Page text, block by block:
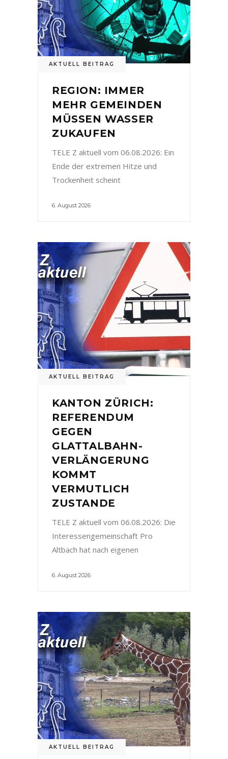
AKTUELL BEITRAG
REGION: IMMER
MEHR GEMEINDEN
MÜSSEN WASSER
ZUKAUFEN
TELE Z aktuell vom 06.08.2026: Ein
Ende der extremen Hitze und
Trockenheit scheint
6. August 2026
AKTUELL BEITRAG
KANTON ZÜRICH:
REFERENDUM
GEGEN
GLATTALBAHN-
VERLÄNGERUNG
KOMMT
VERMUTLICH
ZUSTANDE
TELE Z aktuell vom 06.08.2026: Die
Interessengemeinschaft Pro
Altbach hat nach eigenen
6. August 2026
AKTUELL BEITRAG